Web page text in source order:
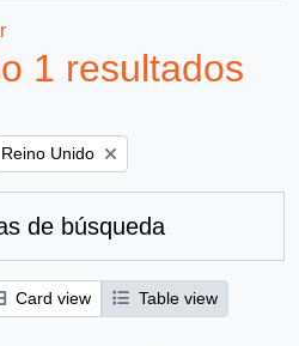
1 resultados
Remove filter:
Reino Unido
de búsqueda
Card view
Table view